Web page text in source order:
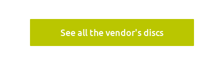
See all the vendor's discs